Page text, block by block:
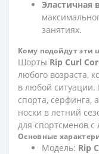
Эластичная
занятиях.
Кому подойдут эти
Шорты Rip Curl
любого возраста,
в любой
спорта, серфинга,
носки в летний
для спортсменов
Основные
Модель: Rip